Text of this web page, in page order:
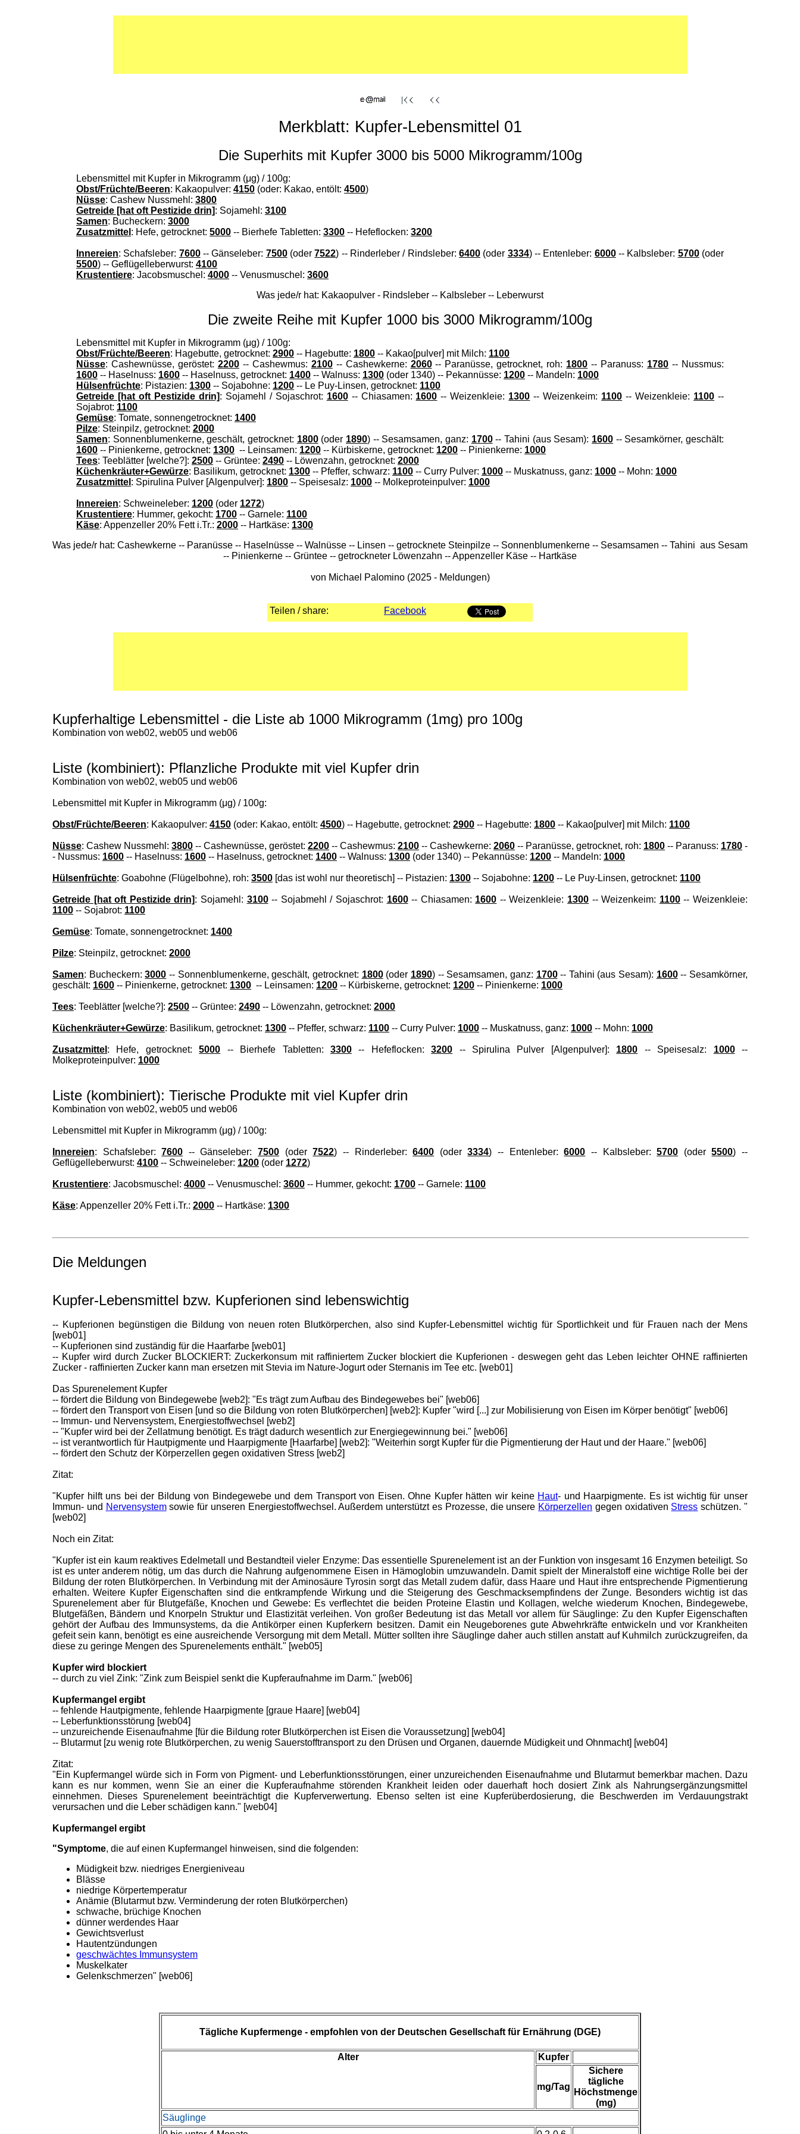
Merkblatt: Kupfer-Lebensmittel 01
Die Superhits mit Kupfer 3000 bis 5000 Mikrogramm/100g
Lebensmittel mit Kupfer in Mikrogramm (μg) / 100g:
Obst/Früchte/Beeren: Kakaopulver: 4150 (oder: Kakao, entölt: 4500)
Nüsse: Cashew Nussmehl: 3800
Getreide [hat oft Pestizide drin]: Sojamehl: 3100
Samen: Bucheckern: 3000
Zusatzmittel : Hefe, getrocknet: 5000 -- Bierhefe Tabletten: 3300 -- Hefeflocken: 3200
Innereien: Schafsleber: 7600-- Gänseleber: 7500(oder7522) -- Rinderleber / Rindsleber:6400 (oder 3334) -- Entenleber: 6000-- Kalbsleber: 5700(oder
5500) -- Geflügelleberwurst: 4100
Krustentiere: Jacobsmuschel: 4000 -- Venusmuschel: 3600
Was jede/r hat: Kakaopulver - Rindsleber -- Kalbsleber -- Leberwurst
Die zweite Reihe mit Kupfer 1000 bis 3000 Mikrogramm/100g
Lebensmittel mit Kupfer in Mikrogramm (μg) / 100g:
Obst/Früchte/Beeren: Hagebutte, getrocknet: 2900 -- Hagebutte: 1800 -- Kakao[pulver] mit Milch: 1100
Nüsse: Cashewnüsse, geröstet: 2200-- Cashewmus: 2100-- Cashewkerne: 2060-- Paranüsse, getrocknet, roh: 1800 -- Paranuss: 1780 -- Nussmus:
1600 -- Haselnuss: 1600 -- Haselnuss, getrocknet: 1400 -- Walnuss: 1300 (oder 1340) -- Pekannüsse: 1200 -- Mandeln: 1000
Hülsenfrüchte: Pistazien: 1300 -- Sojabohne: 1200 -- Le Puy-Linsen, getrocknet: 1100
Getreide [hat oft Pestizide drin]: Sojamehl / Sojaschrot: 1600-- Chiasamen: 1600 -- Weizenkleie: 1300 -- Weizenkeim: 1100 -- Weizenkleie: 1100 --
Sojabrot: 1100
Gemüse: Tomate, sonnengetrocknet: 1400
Pilze: Steinpilz, getrocknet: 2000
Samen: Sonnenblumenkerne, geschält, getrocknet: 1800(oder 1890) -- Sesamsamen, ganz: 1700--Tahini (aus Sesam): 1600 -- Sesamkörner, geschält:
1600 -- Pinienkerne, getrocknet: 1300 -- Leinsamen: 1200 -- Kürbiskerne, getrocknet: 1200 -- Pinienkerne: 1000
Tees: Teeblätter [welche?]: 2500 -- Grüntee: 2490 -- Löwenzahn, getrocknet: 2000
Küchenkräuter+Gewürze: Basilikum, getrocknet: 1300 -- Pfeffer, schwarz: 1100 -- Curry Pulver: 1000 -- Muskatnuss, ganz: 1000 -- Mohn: 1000
Zusatzmittel : Spirulina Pulver [Algenpulver]: 1800 -- Speisesalz: 1000 -- Molkeproteinpulver: 1000
Innereien: Schweineleber: 1200 (oder 1272)
Krustentiere: Hummer, gekocht: 1700 -- Garnele: 1100
Käse: Appenzeller 20% Fett i.Tr.: 2000 -- Hartkäse: 1300
Was jede/r hat: Cashewkerne -- Paranüsse -- Haselnüsse -- Walnüsse -- Linsen -- getrocknete Steinpilze -- Sonnenblumenkerne -- Sesamsamen -- Tahini aus Sesam
-- Pinienkerne -- Grüntee -- getrockneter Löwenzahn -- Appenzeller Käse -- Hartkäse
von Michael Palomino (2025 - Meldungen)
Teilen / share: Facebook
Kupferhaltige Lebensmittel - die Liste ab 1000 Mikrogramm (1mg) pro 100g
Kombination von web02, web05 und web06
Liste (kombiniert): Pflanzliche Produkte mit viel Kupfer drin
Kombination von web02, web05 und web06
Lebensmittel mit Kupfer in Mikrogramm (μg) / 100g:
Obst/Früchte/Beeren: Kakaopulver: 4150 (oder: Kakao, entölt: 4500) -- Hagebutte, getrocknet: 2900 -- Hagebutte: 1800 -- Kakao[pulver] mit Milch: 1100
Nüsse: Cashew Nussmehl: 3800 -- Cashewnüsse, geröstet: 2200 -- Cashewmus: 2100 -- Cashewkerne: 2060 -- Paranüsse, getrocknet, roh: 1800 -- Paranuss: 1780 -
- Nussmus: 1600 -- Haselnuss: 1600 -- Haselnuss, getrocknet: 1400 -- Walnuss: 1300 (oder 1340) -- Pekannüsse: 1200 -- Mandeln: 1000
Hülsenfrüchte: Goabohne (Flügelbohne), roh: 3500 [das ist wohl nur theoretisch] -- Pistazien: 1300 -- Sojabohne: 1200 -- Le Puy-Linsen, getrocknet: 1100
Getreide [hat oft Pestizide drin]: Sojamehl: 3100-- Sojabmehl / Sojaschrot: 1600-- Chiasamen: 1600 -- Weizenkleie: 1300 -- Weizenkeim: 1100-- Weizenkleie:
1100 -- Sojabrot: 1100
Gemüse: Tomate, sonnengetrocknet: 1400
Pilze: Steinpilz, getrocknet: 2000
Samen: Bucheckern:3000 -- Sonnenblumenkerne, geschält, getrocknet: 1800(oder 1890) -- Sesamsamen, ganz: 1700-- Tahini (aus Sesam): 1600-- Sesamkörner,
geschält: 1600 -- Pinienkerne, getrocknet: 1300 -- Leinsamen: 1200 -- Kürbiskerne, getrocknet: 1200 -- Pinienkerne: 1000
Tees: Teeblätter [welche?]: 2500 -- Grüntee: 2490 -- Löwenzahn, getrocknet: 2000
Küchenkräuter+Gewürze: Basilikum, getrocknet: 1300 -- Pfeffer, schwarz: 1100 -- Curry Pulver: 1000 -- Muskatnuss, ganz: 1000 -- Mohn: 1000
Zusatzmittel : Hefe, getrocknet:5000 -- Bierhefe Tabletten: 3300-- Hefeflocken:3200 -- Spirulina Pulver [Algenpulver]: 1800 -- Speisesalz: 1000--
Molkeproteinpulver: 1000
Liste (kombiniert): Tierische Produkte mit viel Kupfer drin
Kombination von web02, web05 und web06
Lebensmittel mit Kupfer in Mikrogramm (μg) / 100g:
Innereien: Schafsleber:7600 -- Gänseleber:7500 (oder7522) -- Rinderleber:6400 (oder3334) -- Entenleber:6000 -- Kalbsleber:5700 (oder5500) --
Geflügelleberwurst: 4100 -- Schweineleber: 1200 (oder 1272)
Krustentiere: Jacobsmuschel: 4000 -- Venusmuschel: 3600 -- Hummer, gekocht: 1700 -- Garnele: 1100
Käse: Appenzeller 20% Fett i.Tr.: 2000 -- Hartkäse: 1300
Die Meldungen
Kupfer-Lebensmittel bzw. Kupferionen sind lebenswichtig
-- Kupferionen begünstigen die Bildung von neuen roten Blutkörperchen, also sind Kupfer-Lebensmittel wichtig für Sportlichkeit und für Frauen nach der Mens
[web01]
-- Kupferionen sind zuständig für die Haarfarbe [web01]
-- Kupfer wird durch Zucker BLOCKIERT: Zuckerkonsum mit raffiniertem Zucker blockiert die Kupferionen - deswegen geht das Leben leichter OHNE raffinierten
Zucker - raffinierten Zucker kann man ersetzen mit Stevia im Nature-Jogurt oder Sternanis im Tee etc. [web01]
Das Spurenelement Kupfer
-- fördert die Bildung von Bindegewebe [web2]: "Es trägt zum Aufbau des Bindegewebes bei" [web06]
-- fördert den Transport von Eisen [und so die Bildung von roten Blutkörperchen] [web2]: Kupfer "wird [...] zur Mobilisierung von Eisen im Körper benötigt" [web06]
-- Immun- und Nervensystem, Energiestoffwechsel [web2]
-- "Kupfer wird bei der Zellatmung benötigt. Es trägt dadurch wesentlich zur Energiegewinnung bei." [web06]
-- ist verantwortlich für Hautpigmente und Haarpigmente [Haarfarbe] [web2]: "Weiterhin sorgt Kupfer für die Pigmentierung der Haut und der Haare." [web06]
-- fördert den Schutz der Körperzellen gegen oxidativen Stress [web2]
Zitat:
"Kupfer hilft uns bei der Bildung von Bindegewebe und dem Transport von Eisen. Ohne Kupfer hätten wir keine Haut- und Haarpigmente. Es ist wichtig für unser
Immun- und Nervensystemsowie für unseren Energiestoffwechsel. Außerdem unterstützt es Prozesse, die unsere Körperzellen gegen oxidativen Stress schützen. "
[web02]
Noch ein Zitat:
"Kupfer ist ein kaum reaktives Edelmetall und Bestandteil vieler Enzyme: Das essentielle Spurenelement ist an der Funktion von insgesamt 16 Enzymen beteiligt. So
ist es unter anderem nötig, um das durch die Nahrung aufgenommene Eisen in Hämoglobin umzuwandeln. Damit spielt der Mineralstoff eine wichtige Rolle bei der
Bildung der roten Blutkörperchen. In Verbindung mit der Aminosäure Tyrosin sorgt das Metall zudem dafür, dass Haare und Haut ihre entsprechende Pigmentierung
erhalten. Weitere Kupfer Eigenschaften sind die entkrampfende Wirkung und die Steigerung des Geschmacksempfindens der Zunge. Besonders wichtig ist das
Spurenelement aber für Blutgefäße, Knochen und Gewebe: Es verflechtet die beiden Proteine Elastin und Kollagen, welche wiederum Knochen, Bindegewebe,
Blutgefäßen, Bändern und Knorpeln Struktur und Elastizität verleihen. Von großer Bedeutung ist das Metall vor allem für Säuglinge: Zu den Kupfer Eigenschaften
gehört der Aufbau des Immunsystems, da die Antikörper einen Kupferkern besitzen. Damit ein Neugeborenes gute Abwehrkräfte entwickeln und vor Krankheiten
gefeit sein kann, benötigt es eine ausreichende Versorgung mit dem Metall. Mütter sollten ihre Säuglinge daher auch stillen anstatt auf Kuhmilch zurückzugreifen, da
diese zu geringe Mengen des Spurenelements enthält." [web05]
Kupfer wird blockiert
-- durch zu viel Zink: "Zink zum Beispiel senkt die Kupferaufnahme im Darm." [web06]
Kupfermangel ergibt
-- fehlende Hautpigmente, fehlende Haarpigmente [graue Haare] [web04]
-- Leberfunktionsstörung [web04]
-- unzureichende Eisenaufnahme [für die Bildung roter Blutkörperchen ist Eisen die Voraussetzung] [web04]
-- Blutarmut [zu wenig rote Blutkörperchen, zu wenig Sauerstofftransport zu den Drüsen und Organen, dauernde Müdigkeit und Ohnmacht] [web04]
Zitat:
"Ein Kupfermangel würde sich in Form von Pigment- und Leberfunktionsstörungen, einer unzureichenden Eisenaufnahme und Blutarmut bemerkbar machen. Dazu
kann es nur kommen, wenn Sie an einer die Kupferaufnahme störenden Krankheit leiden oder dauerhaft hoch dosiert Zink als Nahrungsergänzungsmittel
einnehmen. Dieses Spurenelement beeinträchtigt die Kupferverwertung. Ebenso selten ist eine Kupferüberdosierung, die Beschwerden im Verdauungstrakt
verursachen und die Leber schädigen kann." [web04]
Kupfermangel ergibt
"Symptome, die auf einen Kupfermangel hinweisen, sind die folgenden:
Müdigkeit bzw. niedriges Energieniveau
Blässe
niedrige Körpertemperatur
Anämie (Blutarmut bzw. Verminderung der roten Blutkörperchen)
schwache, brüchige Knochen
dünner werdendes Haar
Gewichtsverlust
Hautentzündungen
geschwächtes Immunsystem
Muskelkater
Gelenkschmerzen" [web06]
Tägliche Kupfermenge - empfohlen von der Deutschen Gesellschaft für Ernährung (DGE)
Alter Kupfer
mg/Tag
Sichere
tägliche
Höchstmenge
(mg)
Säuglinge